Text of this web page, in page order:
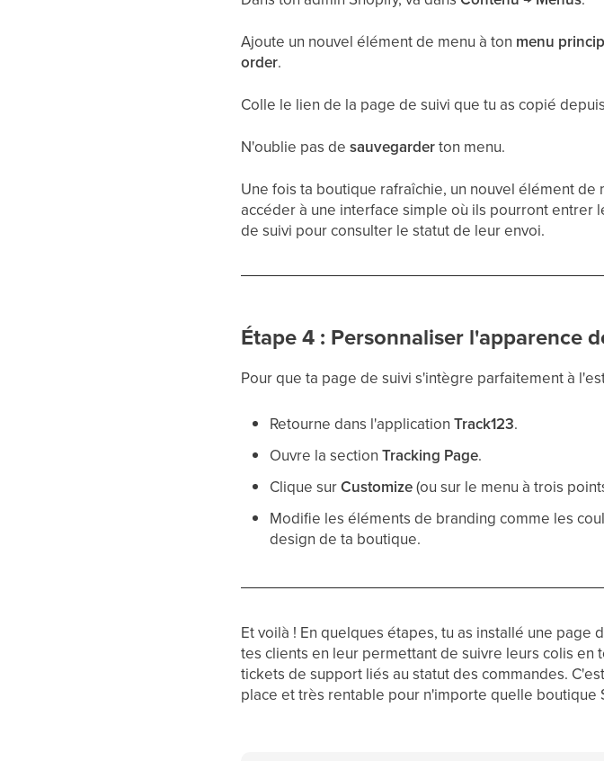
Ajoute un nouvel élément de menu à ton menu
order.
Colle le lien de la page de suivi que tu as copié
N'oublie pas desauvegarderton menu.
Une fois ta boutique rafraîchie, un nouvel élément
accéder à une interface simple où ils pourront
de suivi pour consulter le statut de leur envoi.
Étape 4 : Personnaliser l'apparence
Pour que ta page de suivi s'intègre parfaitement à
Retourne dans l'applicationTrack123.
Ouvre la sectionTracking Page.
Clique surCustomize(ou sur le menu à trois
Modifie les éléments de branding comme les
design de ta boutique.
Et voilà ! En quelques étapes, tu as installé une
tes clients en leur permettant de suivre leurs colis
tickets de support liés au statut des commandes.
place et très rentable pour n'importe quelle boutique